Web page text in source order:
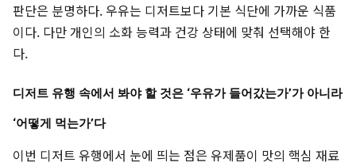
판단은 분명하다. 우유는 디저트보다 기본 식단에 가까운 식품
이다. 다만 개인의 소화 능력과 건강 상태에 맞춰 선택해야 한
다.
디저트 유행 속에서 봐야 할 것은 ‘우유가 들어갔는가’가 아니라
‘어떻게 먹는가’다
이번 디저트 유행에서 눈에 띄는 점은 유제품이 맛의 핵심 재료